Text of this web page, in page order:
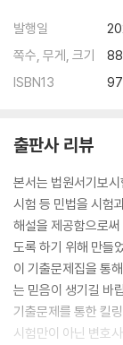
발행일
쪽수, 무게, 크기
ISBN13
출판사 리뷰
본서는 법원서기보
시험 등 민법을 시험
해설을 제공함으로
도록 하기 위해 만들
이 기출문제집을 통
는 믿음이 생기길 바
기출문제를 통한 킬
시험만이 아닌 변호